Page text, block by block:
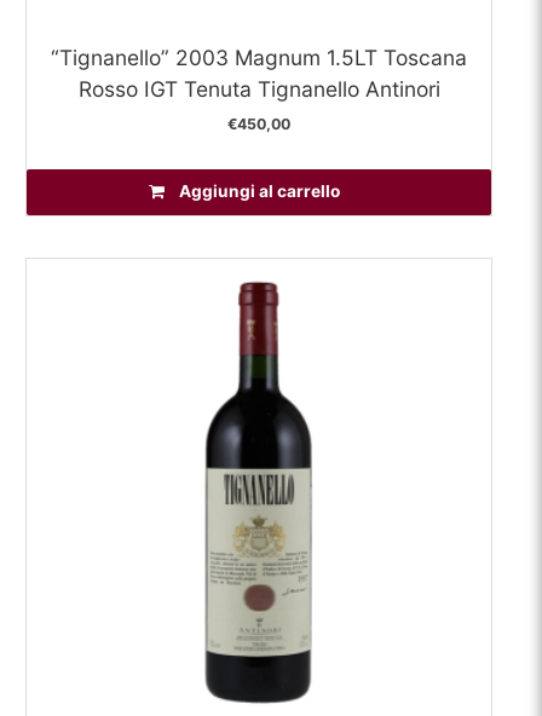
“Tignanello” 2003 Magnum 1.5LT Toscana
Rosso IGT Tenuta Tignanello Antinori
€450,00
Aggiungi al carrello